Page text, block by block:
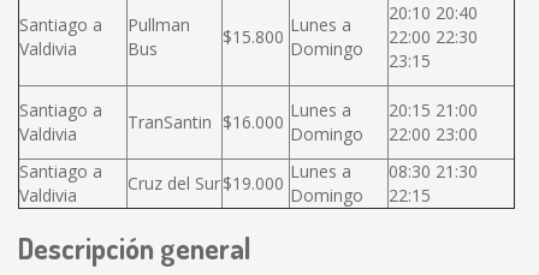
Santiago a
Valdivia
Pullman
Bus
$15.800
Lunes a
Domingo
20:10 20:40
22:00 22:30
23:15
Santiago a
Valdivia
TranSantin $16.000
Lunes a
Domingo
20:15 21:00
22:00 23:00
Santiago a
Valdivia
Cruz del Sur$19.000
Lunes a
Domingo
08:30 21:30
22:15
Descripción general